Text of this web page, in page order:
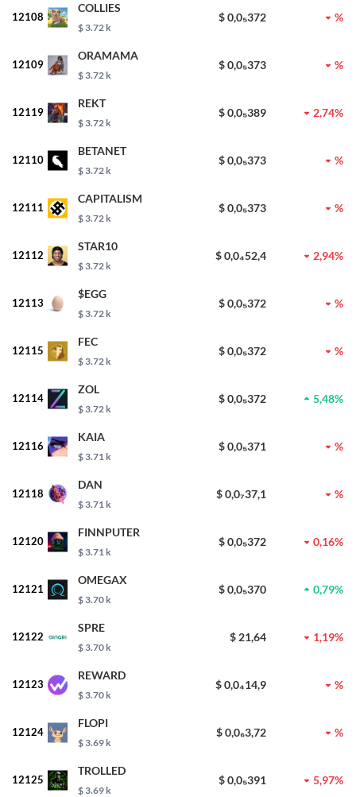
12108
COLLIES
$ 3.72 k
$ 0,0₅372 %
12109
ORAMAMA
$ 3.72 k
$ 0,0₅373 %
12119
REKT
$ 3.72 k
$ 0,0₅389 2,74%
12110
BETANET
$ 3.72 k
$ 0,0₅373 %
12111
CAPITALISM
$ 3.72 k
$ 0,0₅373 %
12112
STAR10
$ 3.72 k
$ 0,0₄52,4 2,94%
12113
$EGG
$ 3.72 k
$ 0,0₅372 %
12115
FEC
$ 3.72 k
$ 0,0₅372 %
12114
ZOL
$ 3.72 k
$ 0,0₅372 5,48%
12116
KAIA
$ 3.71 k
$ 0,0₅371 %
12118
DAN
$ 3.71 k
$ 0,0₇37,1 %
12120
FINNPUTER
$ 3.71 k
$ 0,0₅372 0,16%
12121
OMEGAX
$ 3.70 k
$ 0,0₅370 0,79%
12122
SPRE
$ 3.70 k
$ 21,64 1,19%
12123
REWARD
$ 3.70 k
$ 0,0₄14,9 %
12124
FLOPI
$ 3.69 k
$ 0,0₆3,72 %
12125
TROLLED
$ 3.69 k
$ 0,0₅391 5,97%